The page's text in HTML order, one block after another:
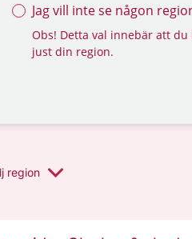
Jag vill inte se någon
Obs! Detta val innebär att
just din region.
region